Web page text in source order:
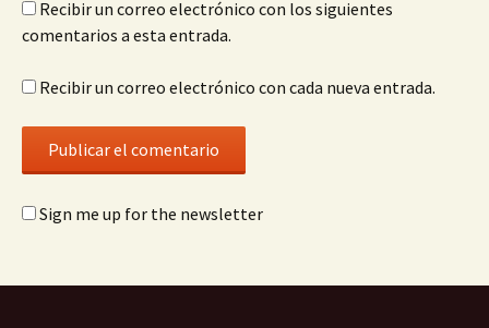
Recibir un correo electrónico con los siguientes
comentarios a esta entrada.
Recibir un correo electrónico con cada nueva entrada.
Sign me up for the newsletter